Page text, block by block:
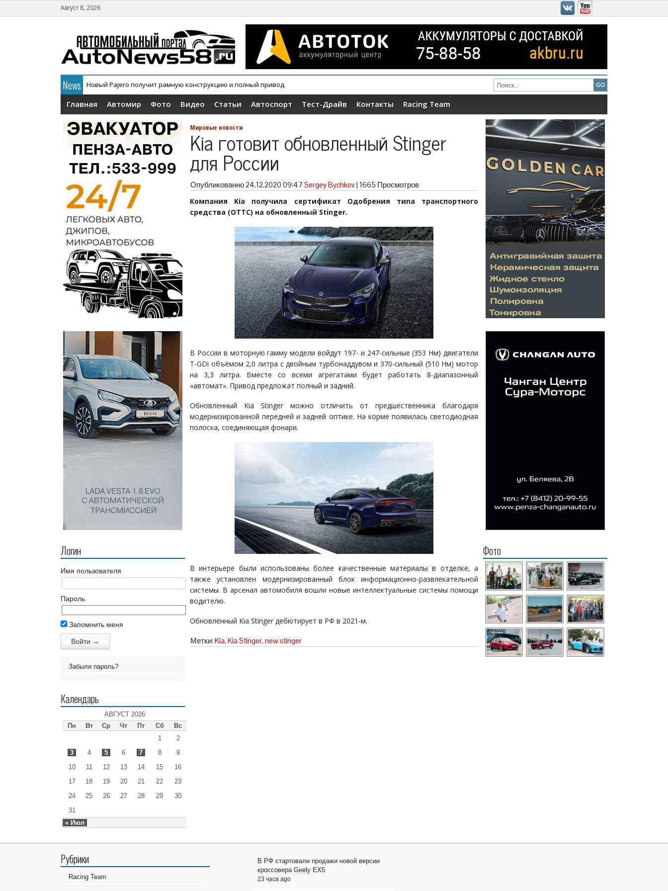
Август 8, 2026
News Новый Pajero получит рамную конструкцию и полный привод
В России официально дебютировал кроссовер Wey V9X
Главная Автомир Фото Видео Статьи Автоспорт Тест-Драйв Контакты Racing Team
Логин
Имя пользователя
Пароль
Запомнить меня
Забыли пароль?
Календарь
АВГУСТ 2026
Пн
Вт Ср Чт Пт Сб Вс
« Июл
1
2
3
4 5 6 7 8
9
10
11 12 13 14 15
16
17
18 19 20 21 22
23
24
25 26 27 28 29
30
31
Мировые новости
Kia готовит обновленный Stinger
для России
Опубликованно24.12.2020 09:47 Sergey Bychkov| 1665 Просмотров
Компания Kia получила сертификат Одобрения типа транспортного
средства (ОТТС) на обновленный Stinger.
В России в моторную гамму модели войдут 197- и 247-сильные (353 Нм) двигатели
T-GDi объёмом 2,0 литра с двойным турбонаддувом и 370-сильный (510 Нм) мотор
на 3,3 литра. Вместе со всеми агрегатами будет работать 8-диапазонный
«автомат». Привод предложат полный и задний.
Обновленный Kia Stinger можно отличить от предшественника благодаря
модернизированной передней и задней оптике. На корме появилась светодиодная
полоска, соединяющая фонари.
В интерьере были использованы более качественные материалы в отделке, а
также установлен модернизированный блок информационно-развлекательной
системы. В арсенал автомобиля вошли новые интеллектуальные системы помощи
водителю.
Обновлённый Kia Stinger дебютирует в РФ в 2021-м.
Метки: Kia, Kia Stinger, new stinger
Фото
Рубрики
Racing Team
В РФ стартовали продажи новой версии
кроссовера Geely EX5
23 часа ago